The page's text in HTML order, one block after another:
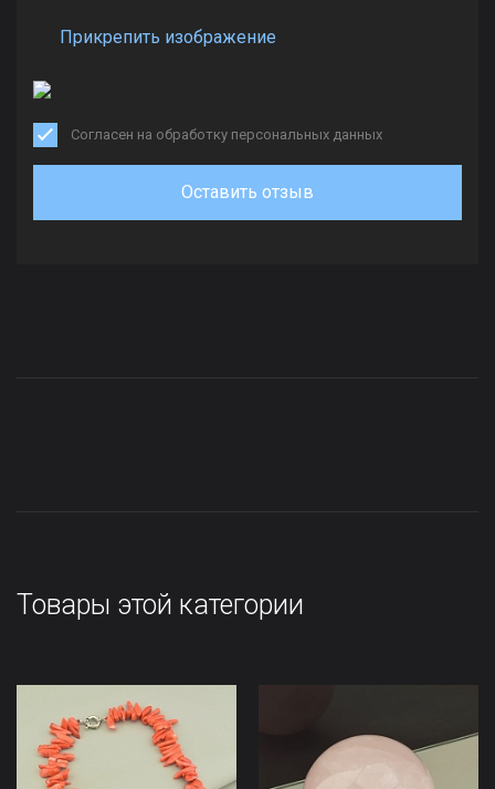
Прикрепить изображение
Согласен на обработку персональных данных
Оставить отзыв
Товары этой категории